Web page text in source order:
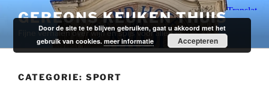
naar
inhoud
GEREONS KEUKEN THUIS
Fijne verhalen over wijn en spijs voor alledag.
CATEGORIE: SPORT
Door de site te te blijven gebruiken, gaat u akkoord met het
gebruik van cookies.meer informatie Accepteren